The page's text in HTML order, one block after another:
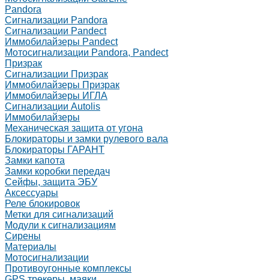
Pandora
Сигнализации Pandora
Сигнализации Pandect
Иммобилайзеры Pandect
Мотосигнализации Pandora, Pandect
Призрак
Сигнализации Призрак
Иммобилайзеры Призрак
Иммобилайзеры ИГЛА
Сигнализации Autolis
Иммобилайзеры
Механическая защита от угона
Блокираторы и замки рулевого вала
Блокираторы ГАРАНТ
Замки капота
Замки коробки передач
Сейфы, защита ЭБУ
Аксессуары
Реле блокировок
Метки для сигнализаций
Модули к сигнализациям
Сирены
Материалы
Мотосигнализации
Противоугонные комплексы